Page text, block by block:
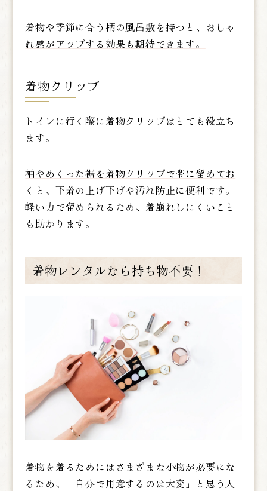
着物や季節に合う柄の風呂敷を持つと、おしゃ
れ感がアップする効果も期待できます。
着物クリップ
トイレに行く際に着物クリップはとても役立ち
ます。
袖やめくった裾を着物クリップで帯に留めてお
くと、下着の上げ下げや汚れ防止に便利です。
軽い力で留められるため、着崩れしにくいこと
も助かります。
着物レンタルなら持ち物不要！
着物を着るためにはさまざまな小物が必要にな
るため、「自分で用意するのは大変」と思う人